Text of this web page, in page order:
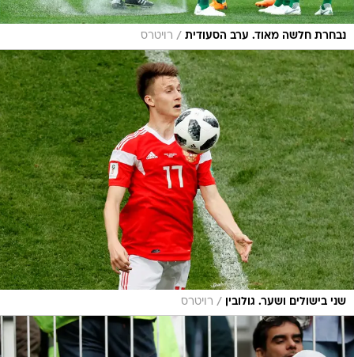
נבחרת חלשה מאוד. ערב הסעודית / רויטרס
שני בישולים ושער. גולובין / רויטרס